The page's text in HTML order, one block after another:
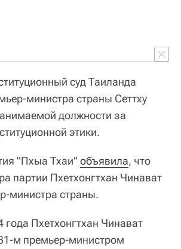
суд Таиланда
министра страны Сеттху
должности за
этики.
"Пхыа Тхаи" объявила, что
партии Пхетхонгтхан Чинават
министра страны.
года Пхетхонгтхан Чинават
м премьер-министром